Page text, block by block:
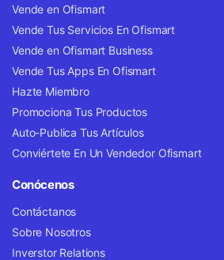
Vende en Ofismart
Vende Tus Servicios En Ofismart
Vende en Ofismart Business
Vende Tus Apps En Ofismart
Hazte Miembro
Promociona Tus Productos
Auto-Publica Tus Artículos
Conviértete En Un Vendedor Ofismart
Conócenos
Contáctanos
Sobre Nosotros
Inverstor Relations